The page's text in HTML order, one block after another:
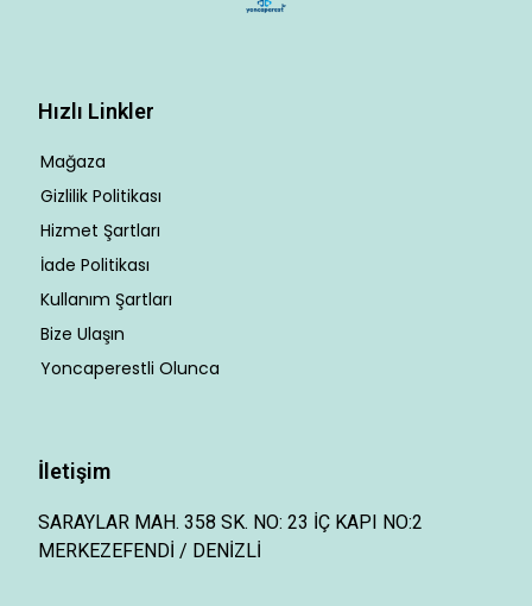
Hızlı Linkler
Mağaza
Gizlilik Politikası
Hizmet Şartları
İade Politikası
Kullanım Şartları
Bize Ulaşın
Yoncaperestli Olunca
İletişim
SARAYLAR MAH. 358 SK. NO: 23 İÇ KAPI NO:2
MERKEZEFENDİ / DENİZLİ